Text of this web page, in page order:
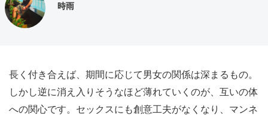
時雨
長く付き合えば、期間に応じて男女の関係は深まるもの。
しかし逆に消え入りそうなほど薄れていくのが、互いの体
への関心です。セックスにも創意工夫がなくなり、マンネ